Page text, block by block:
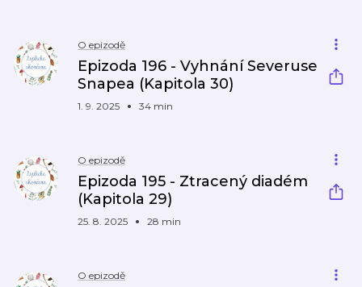
O epizodě
Epizoda 196 - Vyhnání Severuse
Snapea (Kapitola 30)
1. 9. 2025 34 min
O epizodě
Epizoda 195 - Ztracený diadém
(Kapitola 29)
25. 8. 2025 28 min
O epizodě